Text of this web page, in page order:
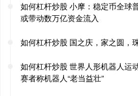
如何杠杆炒股 小摩：稳定币全球
或带动数万亿资金流入
如何杠杆炒股 国之庆，家之圆，
如何杠杆炒股 世界人形机器人运
赛者称机器人“老当益壮”